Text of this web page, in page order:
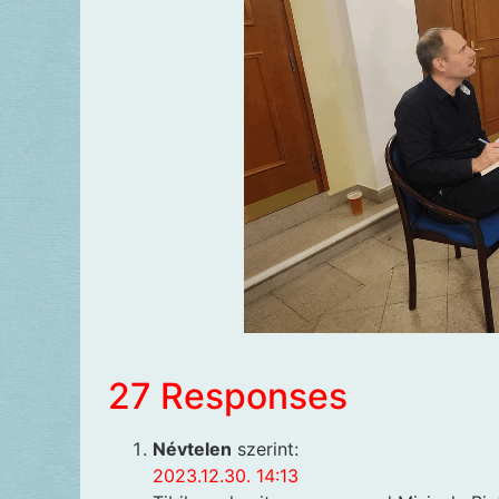
27 Responses
Névtelen szerint:
2023.12.30. 14:13